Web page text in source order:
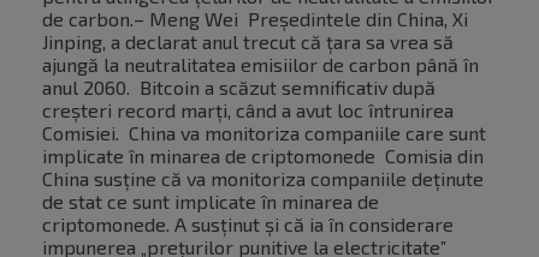
de carbon.– Meng Wei Președintele din China, Xi
Jinping, a declarat anul trecut că țara sa vrea să
ajungă la neutralitatea emisiilor de carbon până în
anul 2060. Bitcoin a scăzut semnificativ după
creșteri record marți, când a avut loc întrunirea
Comisiei. China va monitoriza companiile care sunt
implicate în minarea de criptomonede Comisia din
China susține că va monitoriza companiile deținute
de stat ce sunt implicate în minarea de
criptomonede. A susținut și că ia în considerare
impunerea „prețurilor punitive la electricitate”